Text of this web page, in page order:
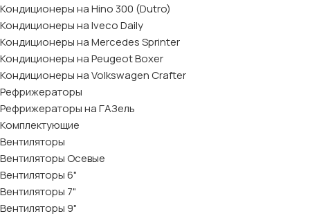
Кондиционеры на Hino 300 (Dutro)
Кондиционеры на Iveco Daily
Кондиционеры на Mercedes Sprinter
Кондиционеры на Peugeot Boxer
Кондиционеры на Volkswagen Crafter
Рефрижераторы
Рефрижераторы на ГАЗель
Комплектующие
Вентиляторы
Вентиляторы Осевые
Вентиляторы 6"
Вентиляторы 7"
Вентиляторы 9"